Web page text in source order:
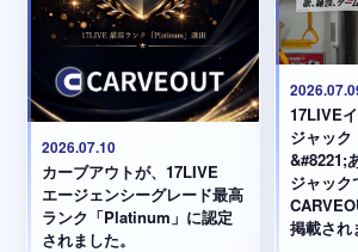
2026.07.10
カーブアウトが、17LIVE
エージェンシーグレード最高
ランク「Platinum」に認定
されました。
17LIVE
ジャック
&#8221;
ジャック
掲載され